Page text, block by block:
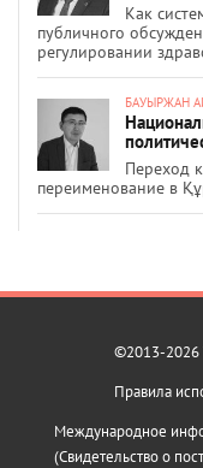
Как
публичного
регулировании
БАУЫРЖАН
Переход
переименование в
©2013-2026
Правила
Международное
(Свидетельство о